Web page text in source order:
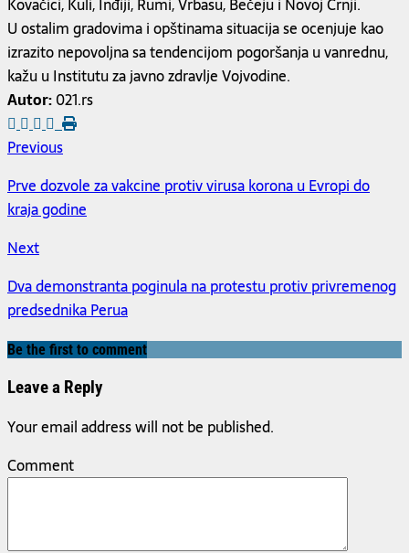
U ostalim gradovima i opštinama situacija se ocenjuje kao
izrazito nepovoljna sa tendencijom pogoršanja u vanrednu,
kažu u Institutu za javno zdravlje Vojvodine.
Autor:021.rs
Previous
Prve dozvole za vakcine protiv virusa korona u Evropi do
kraja godine
Next
Dva demonstranta poginula na protestu protiv privremenog
predsednika Perua
Be the first to comment
Leave a Reply
Your email address will not be published.
Comment